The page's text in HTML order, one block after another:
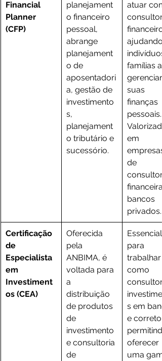
Financial
Planner
(CFP)
planejament
o financeiro
pessoal,
abrange
planejament
o de
aposentadori
a, gestão de
investimento
s,
planejament
o tributário e
sucessório.
atuar
consultor
ajudando
famílias a
gerenciar
suas
finanças
pessoais.
em
empresas
de
financeira
bancos
privados.
Certificação
de
Especialista
em
Investiment
os (CEA)
Oferecida
pela
ANBIMA, é
voltada para
a
distribuição
de produtos
de
investimento
e consultoria
de
Essencial
para
trabalhar
como
s em
e
oferecer
uma